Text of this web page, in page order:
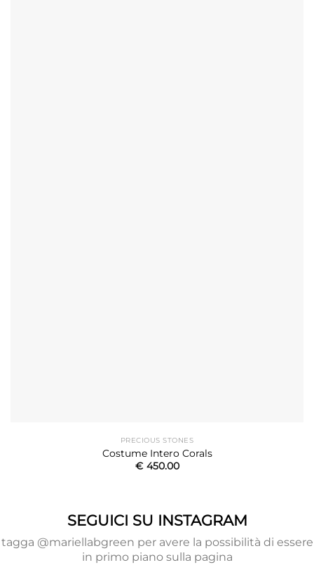
PRECIOUS STONES
Costume Intero Corals
€ 450.00
SEGUICI SU INSTAGRAM
tagga @mariellabgreen per avere la possibilità di essere
in primo piano sulla pagina